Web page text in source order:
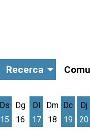
Recerca
Ds
15
Dg
16
Dl
17
Dm
18
Dc
19
Dj
20